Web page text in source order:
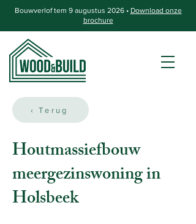
Bouwverlof tem 9 augustus 2026 • Download onze
brochure
‹ Terug
Houtmassiefbouw
meergezinswoning in
Holsbeek